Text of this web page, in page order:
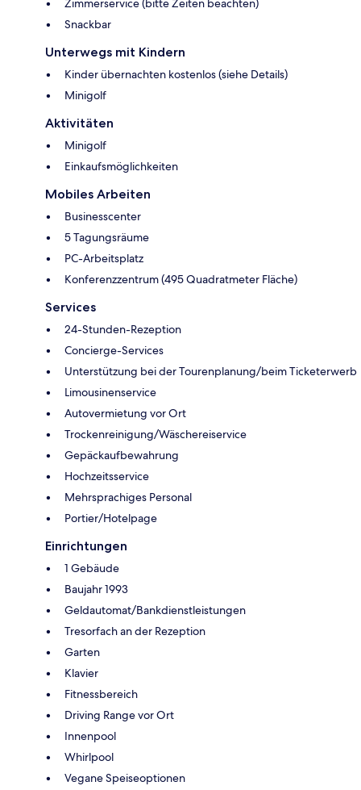
Zimmerservice (bitte Zeiten beachten)
Snackbar
Unterwegs mit Kindern
Kinder übernachten kostenlos (siehe Details)
Minigolf
Aktivitäten
Minigolf
Einkaufsmöglichkeiten
Mobiles Arbeiten
Businesscenter
5 Tagungsräume
PC-Arbeitsplatz
Konferenzzentrum (495 Quadratmeter Fläche)
Services
24-Stunden-Rezeption
Concierge-Services
Unterstützung bei der Tourenplanung/beim Ticketerwerb
Limousinenservice
Autovermietung vor Ort
Trockenreinigung/Wäschereiservice
Gepäckaufbewahrung
Hochzeitsservice
Mehrsprachiges Personal
Portier/Hotelpage
Einrichtungen
1 Gebäude
Baujahr 1993
Geldautomat/Bankdienstleistungen
Tresorfach an der Rezeption
Garten
Klavier
Fitnessbereich
Driving Range vor Ort
Innenpool
Whirlpool
Vegane Speiseoptionen